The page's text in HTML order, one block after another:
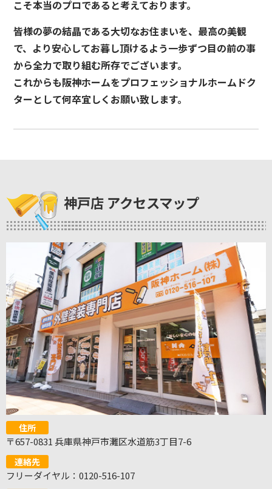
こそ本当のプロであると考えております。
皆様の夢の結晶である大切なお住まいを、最高の美観
で、より安心してお暮し頂けるよう一歩ずつ目の前の事
から全力で取り組む所存でございます。
これからも阪神ホームをプロフェッショナルホームドク
ターとして何卒宜しくお願い致します。
神戸店 アクセスマップ
住所
〒657-0831 兵庫県神戸市灘区水道筋3丁目7-6
連絡先
フリーダイヤル：0120-516-107